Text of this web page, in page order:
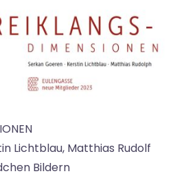
Lichtblau, Matthias Rudolf
Bildern